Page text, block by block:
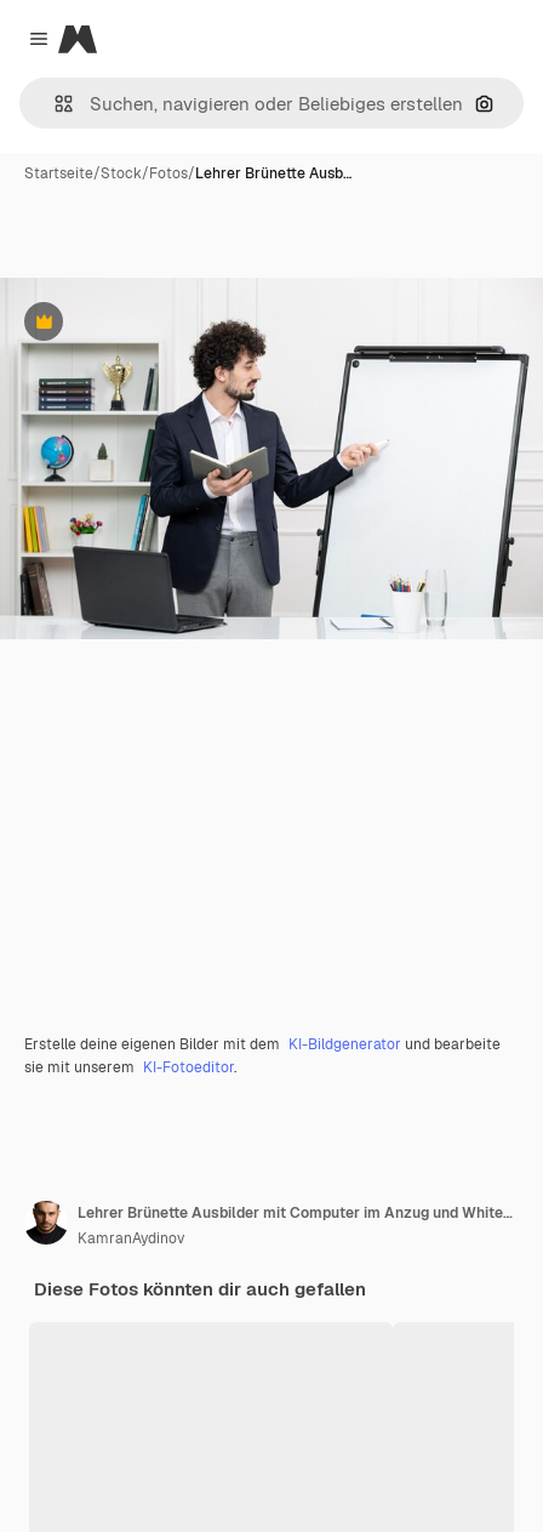
Close menu
Magnific
Nach
Startseite/Stock/Fotos/Lehrer Brünette Ausb…
Premium
Erstelle deine eigenen Bilder mit dem KI-Bildgenerator und bearbeite
sie mit unserem KI-Fotoeditor.
Lehrer Brünette Ausbilder mit Computer im Anzug und Whiteboard im Klassenzimmer mit Marker
KamranAydinov
Diese Fotos könnten dir auch gefallen